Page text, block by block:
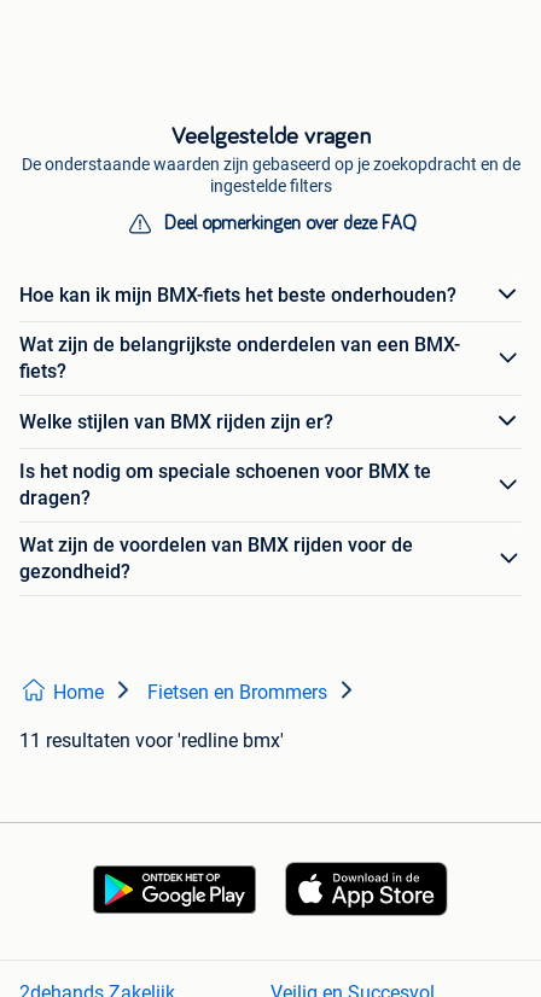
Veelgestelde vragen
De onderstaande waarden zijn gebaseerd op je zoekopdracht en de
ingestelde filters
Deel opmerkingen over deze FAQ
Hoe kan ik mijn BMX-fiets het beste onderhouden?
Wat zijn de belangrijkste onderdelen van een BMX-
fiets?
Welke stijlen van BMX rijden zijn er?
Is het nodig om speciale schoenen voor BMX te
dragen?
Wat zijn de voordelen van BMX rijden voor de
gezondheid?
Home Fietsen en Brommers
11 resultaten voor 'redline bmx'